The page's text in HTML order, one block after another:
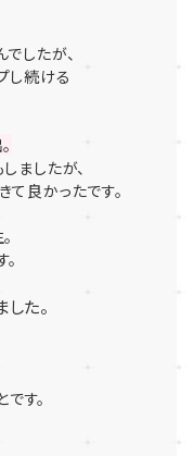
したが、
し続ける
ましたが、
良かったです。
た。
す。